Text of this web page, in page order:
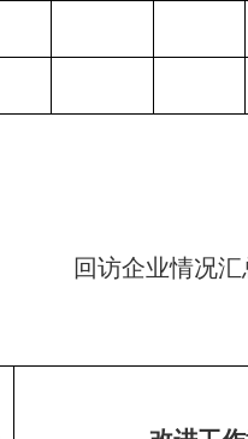
回访企业情况汇